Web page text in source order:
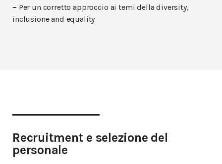
– Per un corretto approccio ai temi della diversity,
inclusione and equality
Recruitment e selezione del
personale